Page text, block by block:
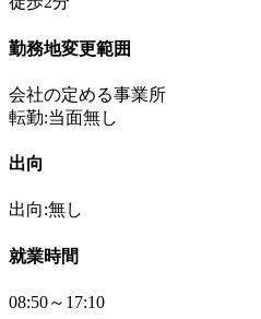
勤務地変更範囲
会社の定める事業所
転勤:当面無し
出向
出向:無し
就業時間
08:50～17:10